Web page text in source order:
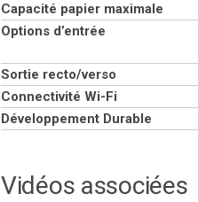
Capacité papier maximale
Options d’entrée
Sortie recto/verso
Connectivité Wi-Fi
Développement Durable
Vidéos associées